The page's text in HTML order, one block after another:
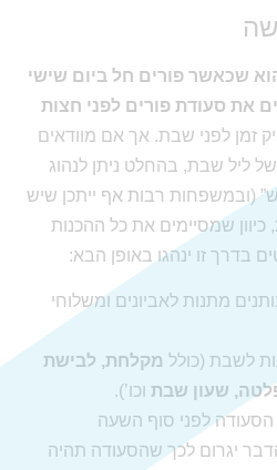
שכאשר פורים חל ביום שישי
את סעודת פורים לפני חצות
זמן לפני שבת. אך אם מוודאים
ליל שבת, בהחלט ניתן לנהוג
(ובמשפחות רבות אף ייתכן שיש
שמסיימים את כל ההכנות
בדרך זו ינהגו באופן הבא:
מתנות לאביונים ומשלוחי
לשבת (כולל מקלחת, לבישת
שעון שבת וכו’).
לפני סוף השעה
יגרום לכך שהסעודה תהיה